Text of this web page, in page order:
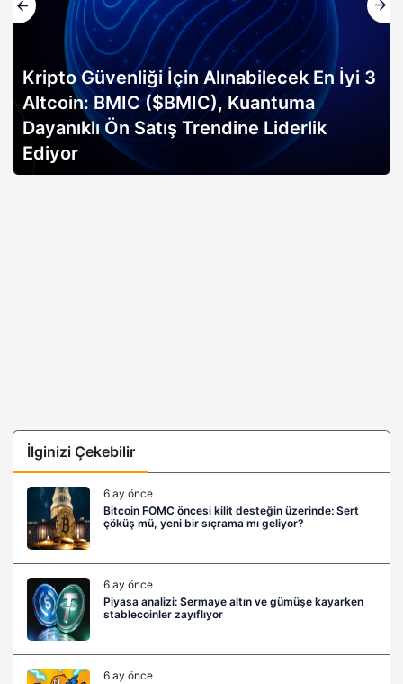
Kripto Güvenliği İçin Alınabilecek En İyi 3
Altcoin: BMIC ($BMIC), Kuantuma
Dayanıklı Ön Satış Trendine Liderlik
Ediyor
İlginizi Çekebilir
6 ay önce
Bitcoin FOMC öncesi kilit desteğin üzerinde: Sert
çöküş mü, yeni bir sıçrama mı geliyor?
6 ay önce
Piyasa analizi: Sermaye altın ve gümüşe kayarken
stablecoinler zayıflıyor
6 ay önce